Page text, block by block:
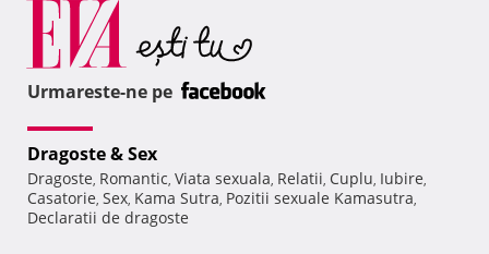
Urmareste-ne pe
Dragoste & Sex
Dragoste, Romantic, Viata sexuala, Relatii, Cuplu, Iubire,
Casatorie, Sex, Kama Sutra, Pozitii sexuale Kamasutra,
Declaratii de dragoste